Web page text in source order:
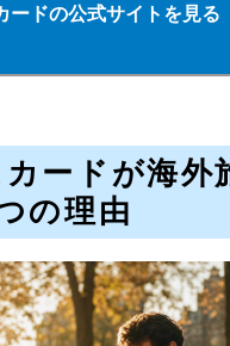
ードの公式サイトを見る
ードが海外
の理由